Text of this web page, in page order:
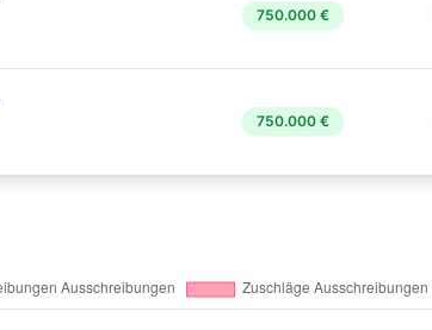
750.000 €
750.000 €